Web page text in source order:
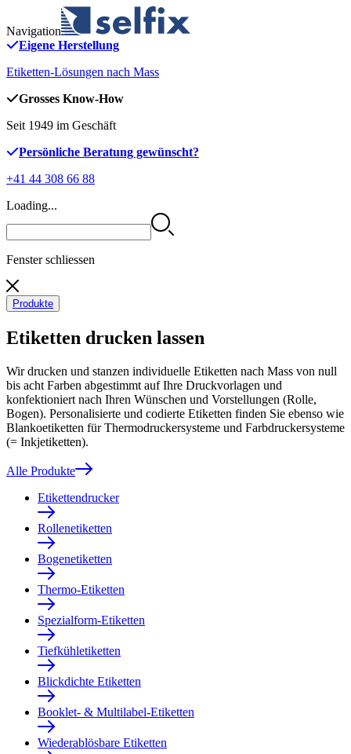
Navigation
Eigene Herstellung
Etiketten-Lösungen nach Mass
Grosses Know-How
Seit 1949 im Geschäft
Persönliche Beratung gewünscht?
+41 44 308 66 88
Loading...
Fenster schliessen
Produkte
Etiketten drucken lassen
Wir drucken und stanzen individuelle Etiketten nach Mass von null
bis acht Farben abgestimmt auf Ihre Druckvorlagen und
konfektioniert nach Ihren Wünschen und Vorstellungen (Rolle,
Bogen). Personalisierte und codierte Etiketten finden Sie ebenso wie
Blankoetiketten für Thermodruckersysteme und Farbdruckersysteme
(= Inkjetiketten).
Alle Produkte
Etikettendrucker
Rollenetiketten
Bogenetiketten
Thermo-Etiketten
Spezialform-Etiketten
Tiefkühletiketten
Blickdichte Etiketten
Booklet- & Multilabel-Etiketten
Wiederablösbare Etiketten